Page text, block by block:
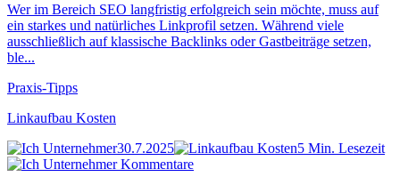
Wer im Bereich SEO langfristig erfolgreich sein möchte, muss auf
ein starkes und natürliches Linkprofil setzen. Während viele
ausschließlich auf klassische Backlinks oder Gastbeiträge setzen,
ble...
Praxis-Tipps
Linkaufbau Kosten
30.7.2025
5 Min. Lesezeit
Kommentare